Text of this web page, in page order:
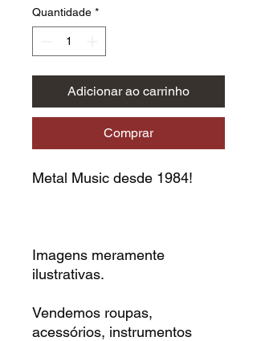
Quantidade *
Adicionar ao carrinho
Comprar
Metal Music desde 1984!
Imagens meramente
ilustrativas.
Vendemos roupas,
acessórios, instrumentos